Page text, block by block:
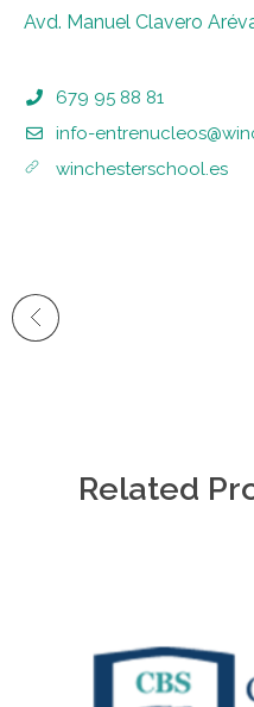
Avd. Manuel Clavero
679 95 88 81
info-
winchesterschool.es
Related